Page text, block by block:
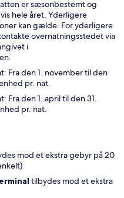
er sæsonbestemt og
hele året. Yderligere
kan gælde. For yderligere
overnatningsstedet via
i
Fra den 1. november til den
pr. nat.
Fra den 1. april til den 31.
pr. nat.
mod et ekstra gebyr på 20
tilbydes mod et ekstra